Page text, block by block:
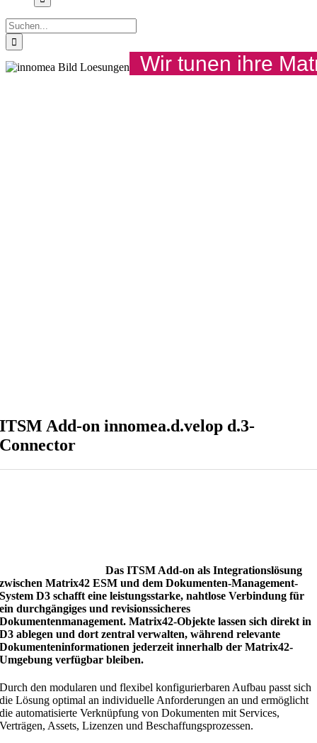
Suche
nach:
Wir tunen ihre
ITSM Add-on innomea.d.velop d.3-
Connector
Das ITSM Add-on als Integrationslösung
zwischen Matrix42 ESM und dem Dokumenten-Management-
System D3 schafft eine leistungsstarke, nahtlose Verbindung für
ein durchgängiges und revisionssicheres
Dokumentenmanagement. Matrix42-Objekte lassen sich direkt in
D3 ablegen und dort zentral verwalten, während relevante
Dokumenteninformationen jederzeit innerhalb der Matrix42-
Umgebung verfügbar bleiben.
Durch den modularen und flexibel konfigurierbaren Aufbau passt sich
die Lösung optimal an individuelle Anforderungen an und ermöglicht
die automatisierte Verknüpfung von Dokumenten mit Services,
Verträgen, Assets, Lizenzen und Beschaffungsprozessen.